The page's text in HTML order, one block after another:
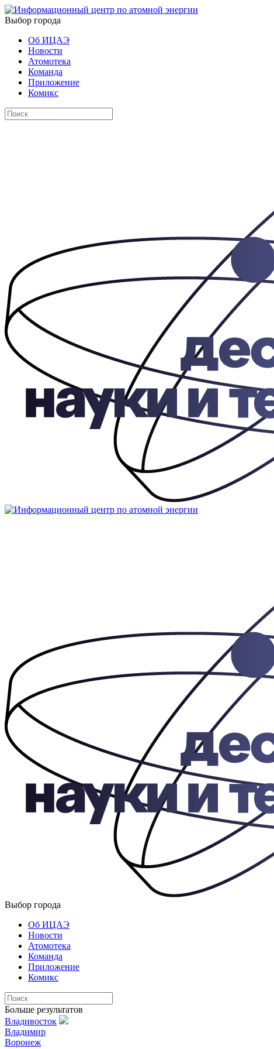
Выбор города
Об ИЦАЭ
Новости
Атомотека
Команда
Приложение
Комикс
Выбор города
Об ИЦАЭ
Новости
Атомотека
Команда
Приложение
Комикс
Больше результатов
Владивосток
Владимир
Воронеж